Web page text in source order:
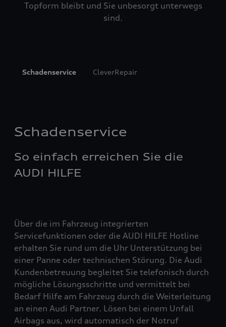
Topform bleibt und Sie unbesorgt unterwegs
sind.
Schadenservice CleverRepair
Schadenservice
So einfach erreichen Sie die
AUDI HILFE
Über die im Fahrzeug integrierten
Servicefunktionen oder die AUDI HILFE Hotline
erhalten Sie rund um die Uhr Unterstützung bei
einer Panne oder technischen Störung. Die Audi
Kundenbetreuung begleitet Sie telefonisch durch
mögliche Lösungsschritte und vermittelt bei
Bedarf Hilfe am Fahrzeug durch die Weiterleitung
an einen Audi Partner. Lösen bei einem Unfall
Airbags aus, wird automatisch der Notruf